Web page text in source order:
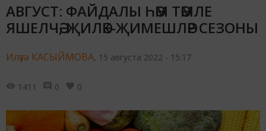
АВГУСТ: ФАЙДАЛЫ ҺӘМ ТӘМЛЕ
ЯШЕЛЧӘ, ҖИЛӘК-ҖИМЕШЛӘР СЕЗОНЫ
Илүзә КАСЫЙМОВА, 15 августа 2022 - 15:17
1411 0 0